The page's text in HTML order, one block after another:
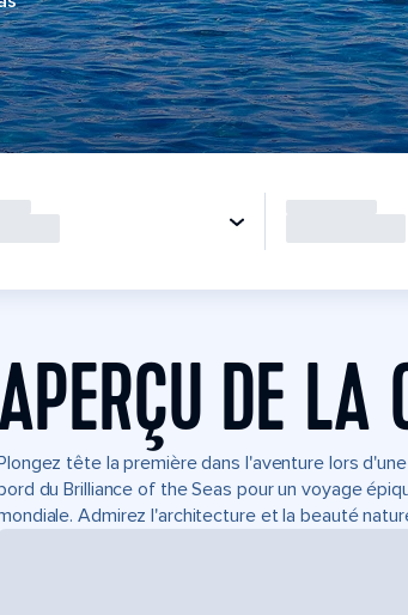
APERÇU DE LA
tête la première dans l'aventure lors
du Brilliance of the Seas pour un voyage
Admirez l'architecture et la beauté